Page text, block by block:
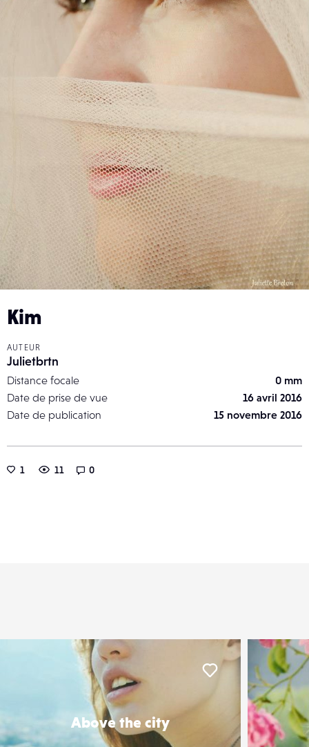
Kim
AUTEUR
Julietbrtn
Distance focale
0 mm
Date de prise de vue
16 avril 2016
Date de publication
15 novembre 2016
1 11 0
Above the city
Liker